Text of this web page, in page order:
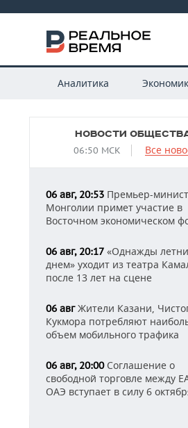
Аналитика
НОВОСТИ
06:50 МСК Все
06 авг, 20:53 Премьер-
Монголии примет участие в
Восточном экономическом
06 авг, 20:17 «Однажды
днем» уходит из театра
после 13 лет на сцене
06 авгЖители Казани,
Кукмора потребляют
объем мобильного трафика
06 авг, 20:00Соглашение о
свободной торговле между
ОАЭ вступает в силу 6